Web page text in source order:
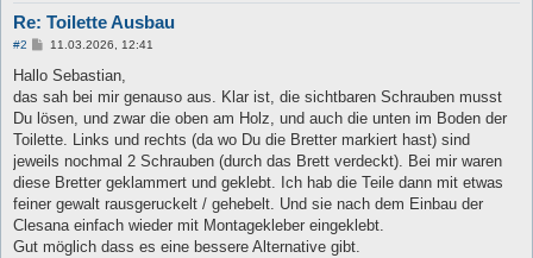
Re: Toilette Ausbau
#2
B
i
r
a
11.03.2026, 12:41
Hallo Sebastian,
das sah bei mir genauso aus. Klar ist, die sichtbaren Schrauben musst
Du lösen, und zwar die oben am Holz, und auch die unten im Boden der
Toilette. Links und rechts (da wo Du die Bretter markiert hast) sind
jeweils nochmal 2 Schrauben (durch das Brett verdeckt). Bei mir waren
diese Bretter geklammert und geklebt. Ich hab die Teile dann mit etwas
feiner gewalt rausgeruckelt / gehebelt. Und sie nach dem Einbau der
Clesana einfach wieder mit Montagekleber eingeklebt.
Gut möglich dass es eine bessere Alternative gibt.